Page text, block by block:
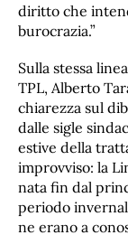
diritto che
burocrazia.”
Sulla stessa
TPL, Alberto
chiarezza sul
dalle sigle
estive della
improvviso: la
nata fin dal
periodo
ne erano a